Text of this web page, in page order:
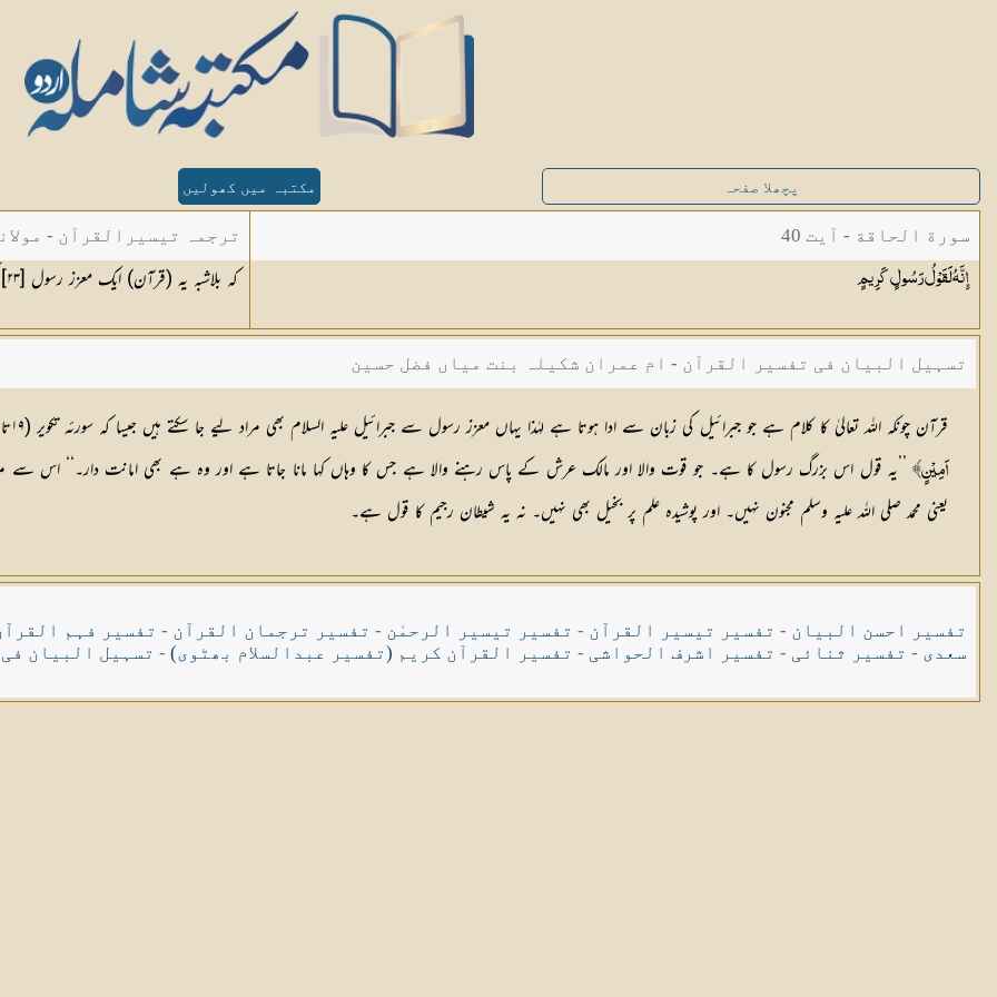
پچھلا صفحہ مکتبہ میں کھولیں
سورة الحاقة - آیت 40
إِنَّهُ لَقَوْلُ رَسُولٍ كَرِيمٍ
ترجمہ تیسیرالقرآن -
کہ بلاشبہ یہ (قرآن) ایک معزز رسول [٢٣
تسہیل البیان فی تفسیر القرآن - ام عمران شکیلہ بنت میاں فضل حسین
قرآن چونكہ اللہ تعالیٰ كا كلام ہے جو جبرائیل كی زبان سے ادا ہوتا ہے لہٰذا یہاں معزز رسول سے جبرائیل علیہ السلام بھی مراد لیے جا سكتے ہیں جیسا كہ سورئہ تكویر (۱۹تا ۲۱) میں ہے کہ:
اَمِيْنٍ﴾
’’یہ قول اس بزرگ رسول كا ہے۔ جو قوت والا اور مالك عرش كے پاس رہنے والا ہے جس كا وہاں كہا مانا جاتا ہے اور وہ ہے بھی امانت دار۔‘‘ اس سے
یعنی محمد صلی اللہ علیہ وسلم مجنون نہیں۔ اور پوشیدہ علم پر بخیل بھی نہیں۔ نہ یہ شیطان رجیم كا قول ہے۔
تفسیر احسن البیان - تفسیر تیسیر القرآن - تفسیر تیسیر الرحمٰن - تفسیر ترجمان القرآن - تفسیر فہم
سعدی - تفسیر ثنائی - تفسیر اشرف الحواشی - تفسیر القرآن کریم (تفسیر عبدالسلام بھٹوی) - تسہیل البیان